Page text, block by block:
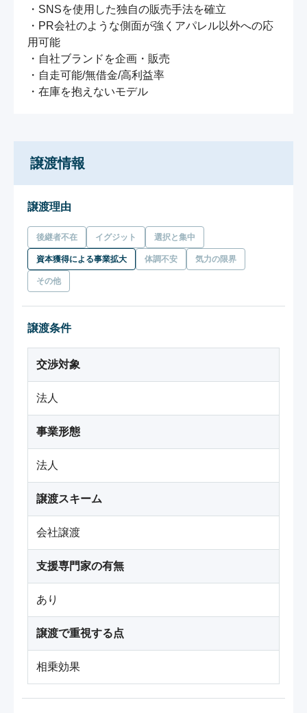
・SNSを使用した独自の販売手法を確立
・PR会社のような側面が強くアパレル以外への応
用可能
・自社ブランドを企画・販売
・自走可能/無借金/高利益率
・在庫を抱えないモデル
譲渡情報
譲渡理由
後継者不在 イグジット 選択と集中
資本獲得による事業拡大 体調不安 気力の限界
その他
譲渡条件
交渉対象
法人
事業形態
法人
譲渡スキーム
会社譲渡
支援専門家の有無
あり
譲渡で重視する点
相乗効果